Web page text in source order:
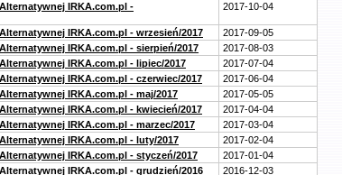
IRKA.com.pl -
2017-10-04
IRKA.com.pl - wrzesień/2017
2017-09-05
IRKA.com.pl - sierpień/2017
2017-08-03
IRKA.com.pl - lipiec/2017
2017-07-04
IRKA.com.pl - czerwiec/2017
2017-06-04
IRKA.com.pl - maj/2017
2017-05-05
IRKA.com.pl - kwiecień/2017
2017-04-04
IRKA.com.pl - marzec/2017
2017-03-04
IRKA.com.pl - luty/2017
2017-02-04
IRKA.com.pl - styczeń/2017
2017-01-04
IRKA.com.pl - grudzień/2016
2016-12-03